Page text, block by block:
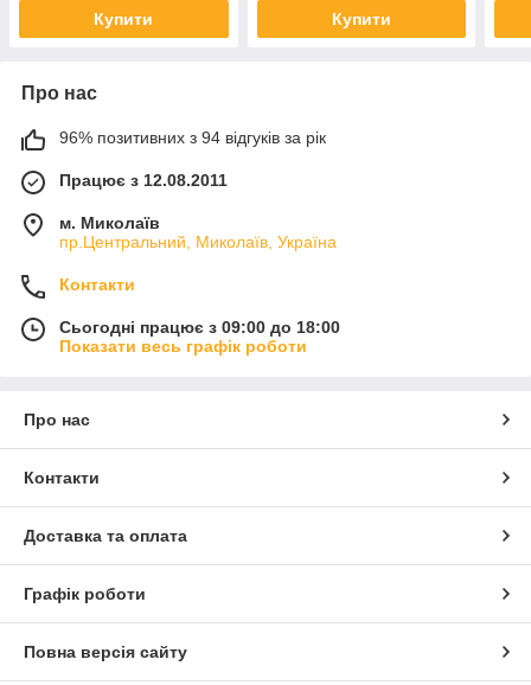
Купити Купити
Про нас
96% позитивних з 94 відгуків за рік
Працює з 12.08.2011
м. Миколаїв
пр.Центральний, Миколаїв, Україна
Контакти
Сьогодні працює з 09:00 до 18:00
Показати весь графік роботи
Про нас
Контакти
Доставка та оплата
Графік роботи
Повна версія сайту